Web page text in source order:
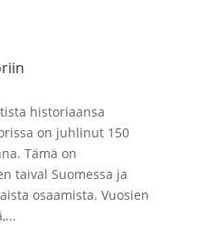
historiaansa
on juhlinut 150
Tämä on
taival Suomessa ja
osaamista. Vuosien